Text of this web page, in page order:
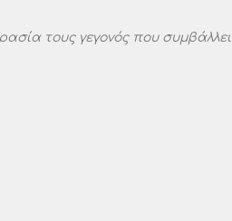
τους γεγονός που συμβάλλει